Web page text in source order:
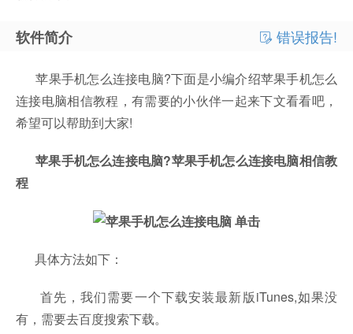
软件简介 错误报告!
苹果手机怎么连接电脑?下面是小编介绍苹果手机怎么
连接电脑相信教程，有需要的小伙伴一起来下文看看吧，
希望可以帮助到大家!
苹果手机怎么连接电脑?苹果手机怎么连接电脑相信教
程
具体方法如下：
首先，我们需要一个下载安装最新版iTunes,如果没
有，需要去百度搜索下载。